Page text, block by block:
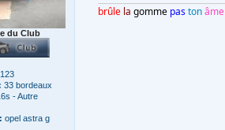
du Club
123
33 bordeaux
- Autre
opel astra g
brûle la gomme pastonâme